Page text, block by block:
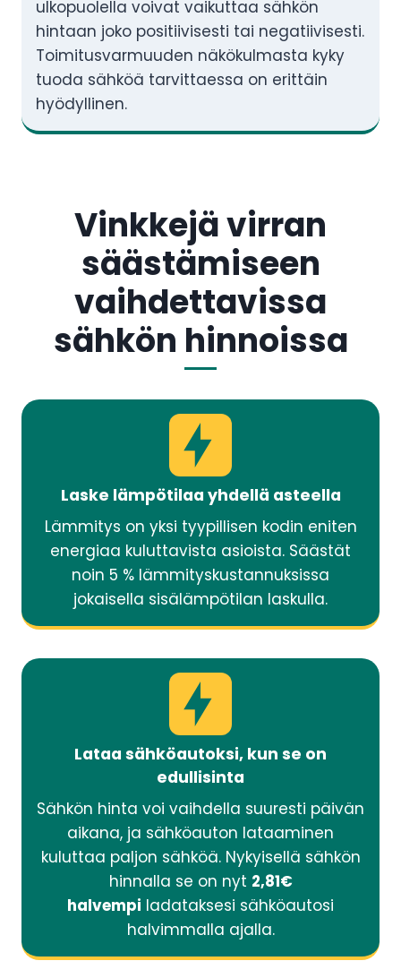
ulkopuolella voivat vaikuttaa sähkön
hintaan joko positiivisesti tai negatiivisesti.
Toimitusvarmuuden näkökulmasta kyky
tuoda sähköä tarvittaessa on erittäin
hyödyllinen.
Vinkkejä virran
säästämiseen
vaihdettavissa
sähkön hinnoissa
Laske lämpötilaa yhdellä asteella
Lämmitys on yksi tyypillisen kodin eniten
energiaa kuluttavista asioista. Säästät
noin 5 % lämmityskustannuksissa
jokaisella sisälämpötilan laskulla.
Lataa sähköautoksi, kun se on
edullisinta
Sähkön hinta voi vaihdella suuresti päivän
aikana, ja sähköauton lataaminen
kuluttaa paljon sähköä. Nykyisellä sähkön
hinnalla se on nyt 2,81€
halvempi ladataksesi sähköautosi
halvimmalla ajalla.